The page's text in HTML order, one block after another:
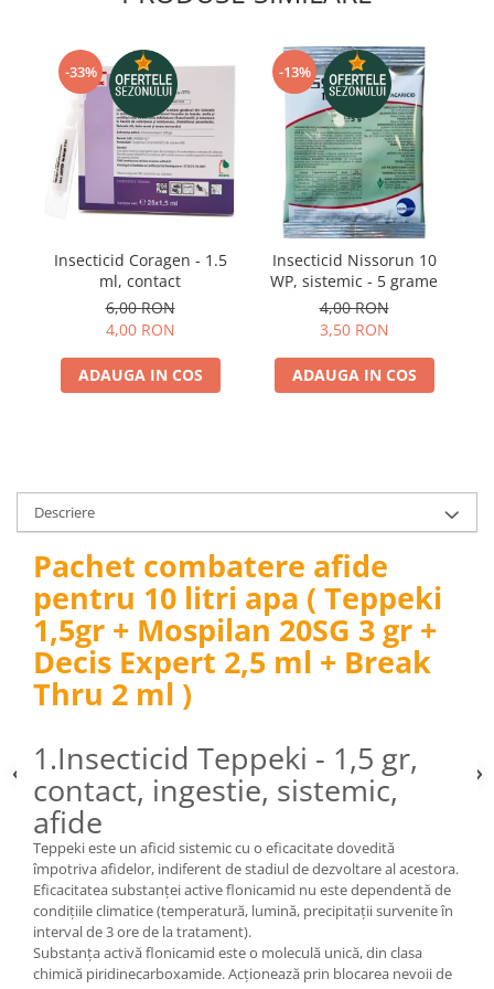
Mandrina
Masini pneumatice si hidraulice
Burghie pneumatice
Chei de impact pneumatice
Polizoare unghiulare pneumatice
Polizoare drepte
Antrenoare cu crichet pneumatice
Polizoare pneumatice
Ciocane pneumatice cu dalta
Capsator pneumatic
Freze pneumatice
Pistoale pneumatice
pneumatice
Cricuri pneumatice
Prese Hidraulice
Prese de rulmenti hidraulice
Prese de indoit tevi hidraulice
Echipamente electrice
Benzi izolatoare
Role Prelungitoare
Echipamente auto
Unelte de mana
Scule pneumatice
Podele hidraulice & Presa de banc
& Truse reparatii caroserie
Cabluri si incarcatoare acumulator
Echipamente de ridicat
Chinga ancorare
-33%
Insecticid Coragen - 1.5
ml, contact
6,00 RON
4,00 RON
ADAUGA IN COS
-13%
Insecticid Nissorun 10
WP, sistemic - 5 grame
4,00 RON
3,50 RON
ADAUGA IN COS
Descriere
Pachet combatere afide
pentru 10 litri apa ( Teppeki
1,5gr + Mospilan 20SG 3 gr +
Decis Expert 2,5 ml + Break
Thru 2 ml )
1.Insecticid Teppeki - 1,5 gr,
contact, ingestie, sistemic,
afide
Teppeki este un aficid sistemic cu o eficacitate dovedită
împotriva afidelor, indiferent de stadiul de dezvoltare al acestora.
Eficacitatea substanței active flonicamid nu este dependentă de
condițiile climatice (temperatură, lumină, precipitații survenite în
interval de 3 ore de la tratament).
Substanța activă flonicamid este o moleculă unică, din clasa
chimică piridinecarboxamide. Acționează prin blocarea nevoii de